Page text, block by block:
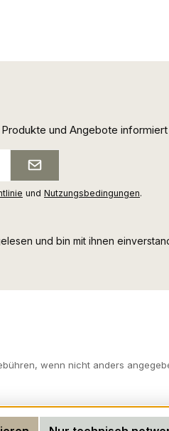
und Angebote
und Nutzungsbedingungen.
und bin mit ihnen
wenn nicht anders